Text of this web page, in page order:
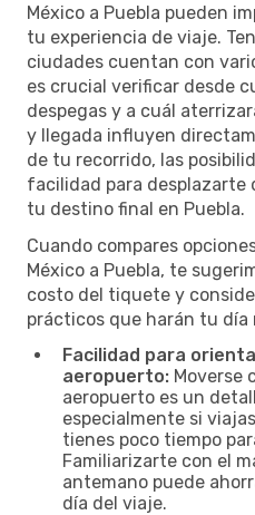
México a Puebla pueden
tu experiencia de viaje.
ciudades cuentan con
es crucial verificar desde
despegas y a cuál
y llegada influyen
de tu recorrido, las
facilidad para desplazarte
tu destino final en Puebla.
Cuando compares
México a Puebla, te
costo del tiquete y
prácticos que harán tu día
Facilidad para
aeropuerto: Moverse
aeropuerto es un
especialmente si
tienes poco tiempo
Familiarizarte con el
antemano puede
día del viaje.